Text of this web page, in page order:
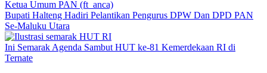
Bupati Halteng Hadiri Pelantikan Pengurus DPW Dan DPD PAN
Se-Maluku Utara
Ini Semarak Agenda Sambut HUT ke-81 Kemerdekaan RI di
Ternate